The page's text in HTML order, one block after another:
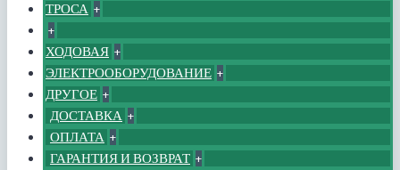
ТРОСА +
+
ХОДОВАЯ +
ЭЛЕКТРООБОРУДОВАНИЕ +
ДРУГОЕ +
ДОСТАВКА +
ОПЛАТА +
ГАРАНТИЯ И ВОЗВРАТ +